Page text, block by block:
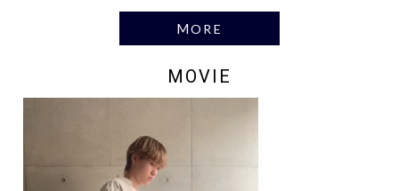
MORE
MOVIE